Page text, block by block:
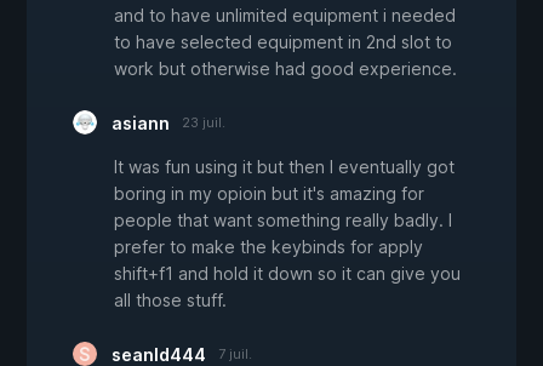
and to have unlimited equipment i needed
to have selected equipment in 2nd slot to
work but otherwise had good experience.
asiann 23 juil.
It was fun using it but then I eventually got
boring in my opioin but it's amazing for
people that want something really badly. I
prefer to make the keybinds for apply
shift+f1 and hold it down so it can give you
all those stuff.
seanld444 7 juil.